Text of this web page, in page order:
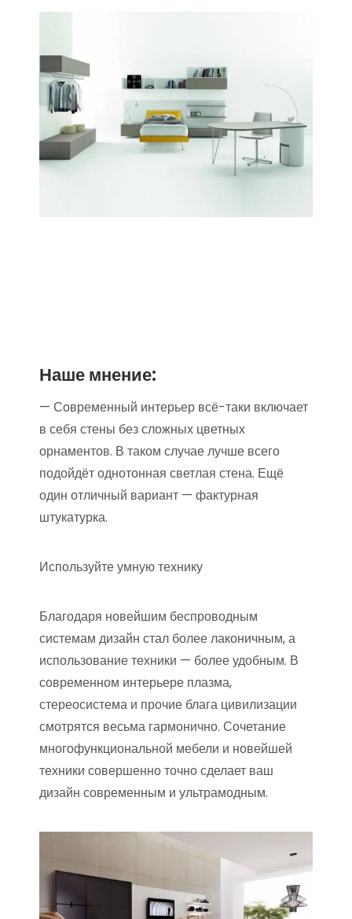
Наше мнение:
— Современный интерьер всё-таки включает
в себя стены без сложных цветных
орнаментов. В таком случае лучше всего
подойдёт однотонная светлая стена. Ещё
один отличный вариант — фактурная
штукатурка.
Используйте умную технику
Благодаря новейшим беспроводным
системам дизайн стал более лаконичным, а
использование техники — более удобным. В
современном интерьере плазма,
стереосистема и прочие блага цивилизации
смотрятся весьма гармонично. Сочетание
многофункциональной мебели и новейшей
техники совершенно точно сделает ваш
дизайн современным и ультрамодным.